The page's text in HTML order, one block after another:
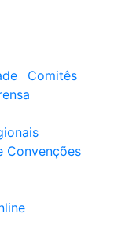
Comitês
Convenções